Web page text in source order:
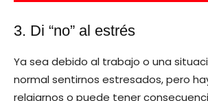
3. Di “no” al estrés
Ya sea debido al trabajo o una
normal sentirnos estresados, pero
relajarnos o puede tener